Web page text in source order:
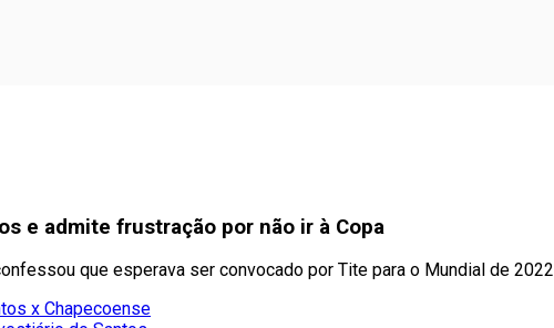
e admite frustração por não ir à Copa
que esperava ser convocado por Tite para o Mundial de 2022
x Chapecoense